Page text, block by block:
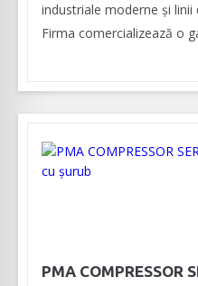
industriale moderne şi
Firma comercializează o
PMA COMPRESSOR